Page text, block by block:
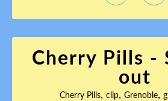
Cherry Pills -
out
Cherry Pills, clip, Grenoble,